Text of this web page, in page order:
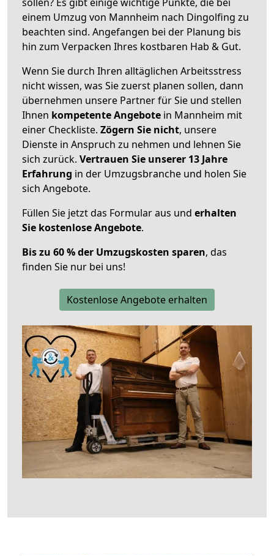
einem Umzug von Mannheim nach Dingolfing zu
beachten sind. Angefangen bei der Planung bis
hin zum Verpacken Ihres kostbaren Hab & Gut.
Wenn Sie durch Ihren alltäglichen Arbeitsstress
nicht wissen, was Sie zuerst planen sollen, dann
übernehmen unsere Partner für Sie und stellen
Ihnen kompetente Angebote in Mannheim mit
einer Checkliste. Zögern Sie nicht, unsere
Dienste in Anspruch zu nehmen und lehnen Sie
sich zurück. Vertrauen Sie unserer 13 Jahre
Erfahrung in der Umzugsbranche und holen Sie
sich Angebote.
Füllen Sie jetzt das Formular aus und erhalten
Sie kostenlose Angebote.
Bis zu 60 % der Umzugskosten sparen, das
finden Sie nur bei uns!
Kostenlose Angebote erhalten